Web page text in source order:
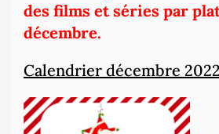
des films et séries par
décembre.
Calendrier décembre 2022